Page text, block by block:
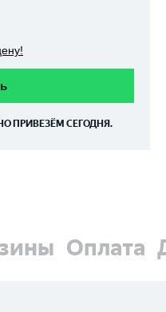
ПРИВЕЗЁМ СЕГОДНЯ.
Оплата